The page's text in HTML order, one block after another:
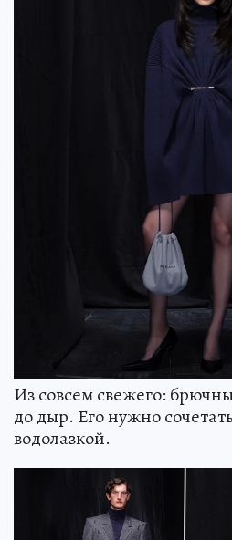
Из совсем свежего:
до дыр. Его нужно
водолазкой.